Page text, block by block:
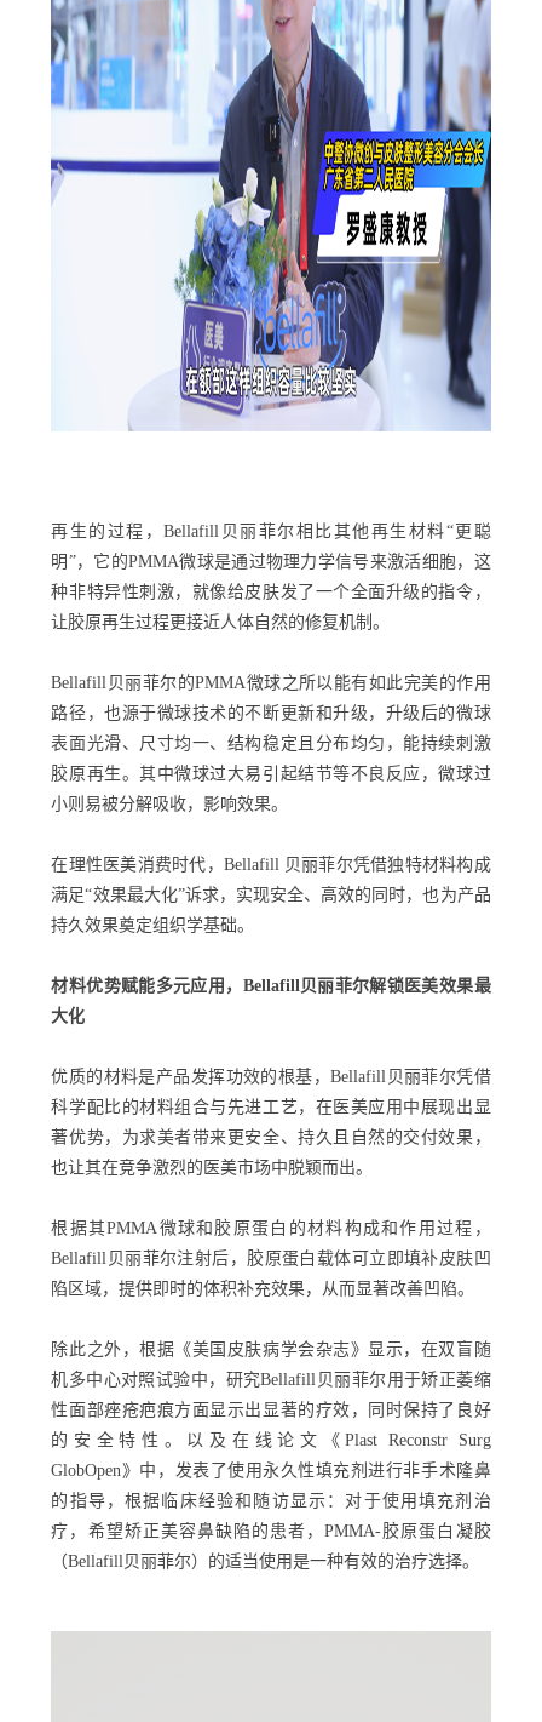
再生的过程，Bellafill贝丽菲尔相比其他再生材料“更聪
明”，它的PMMA微球是通过物理力学信号来激活细胞，这
种非特异性刺激，就像给皮肤发了一个全面升级的指令，
让胶原再生过程更接近人体自然的修复机制。
Bellafill贝丽菲尔的PMMA微球之所以能有如此完美的作用
路径，也源于微球技术的不断更新和升级，升级后的微球
表面光滑、尺寸均一、结构稳定且分布均匀，能持续刺激
胶原再生。其中微球过大易引起结节等不良反应，微球过
小则易被分解吸收，影响效果。
在理性医美消费时代，Bellafill 贝丽菲尔凭借独特材料构成
满足“效果最大化”诉求，实现安全、高效的同时，也为产品
持久效果奠定组织学基础。
材料优势赋能多元应用，Bellafill贝丽菲尔解锁医美效果最
大化
优质的材料是产品发挥功效的根基，Bellafill贝丽菲尔凭借
科学配比的材料组合与先进工艺，在医美应用中展现出显
著优势，为求美者带来更安全、持久且自然的交付效果，
也让其在竞争激烈的医美市场中脱颖而出。
根据其PMMA微球和胶原蛋白的材料构成和作用过程，
Bellafill贝丽菲尔注射后，胶原蛋白载体可立即填补皮肤凹
陷区域，提供即时的体积补充效果，从而显著改善凹陷。
除此之外，根据《美国皮肤病学会杂志》显示，在双盲随
机多中心对照试验中，研究Bellafill贝丽菲尔用于矫正萎缩
性面部痤疮疤痕方面显示出显著的疗效，同时保持了良好
的安全特性。以及在线论文《Plast Reconstr Surg
GlobOpen》中，发表了使用永久性填充剂进行非手术隆鼻
的指导，根据临床经验和随访显示：对于使用填充剂治
疗，希望矫正美容鼻缺陷的患者，PMMA-胶原蛋白凝胶
（Bellafill贝丽菲尔）的适当使用是一种有效的治疗选择。